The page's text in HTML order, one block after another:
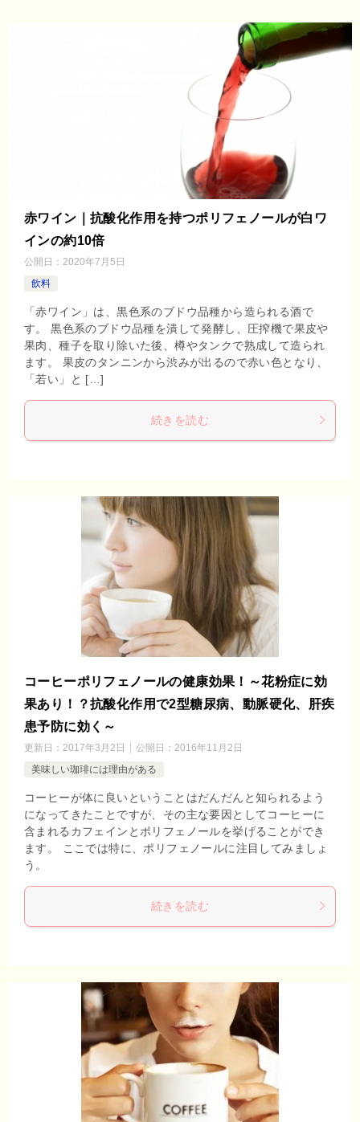
赤ワイン｜抗酸化作用を持つポリフェノールが白ワ
インの約10倍
公開日： 2020年7月5日
飲料
「赤ワイン」は、黒色系のブドウ品種から造られる酒で
す。 黒色系のブドウ品種を潰して発酵し、圧搾機で果皮や
果肉、種子を取り除いた後、樽やタンクで熟成して造られ
ます。 果皮のタンニンから渋みが出るので赤い色となり、
「若い」と […]
続きを読む
コーヒーポリフェノールの健康効果！～花粉症に効
果あり！？抗酸化作用で2型糖尿病、動脈硬化、肝疾
患予防に効く～
更新日： 2017年3月2日 公開日： 2016年11月2日
美味しい珈琲には理由がある
コーヒーが体に良いということはだんだんと知られるよう
になってきたことですが、その主な要因としてコーヒーに
含まれるカフェインとポリフェノールを挙げることができ
ます。 ここでは特に、ポリフェノールに注目してみましょ
う。
続きを読む